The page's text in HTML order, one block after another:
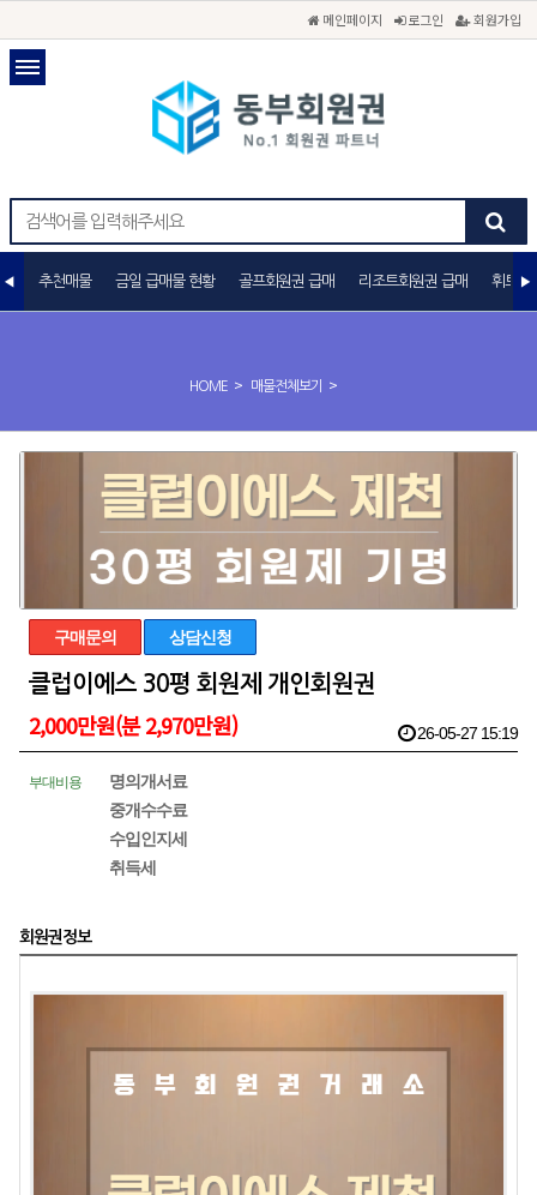
메인페이지 로그인 회원가입
HOME > 매물전체보기 >
추천매물 금일 급매물 현황 골프회원권 급매 리조트회원권 급매 휘트니
구매문의 상담신청
클럽이에스 30평 회원제 개인회원권
2,000만원(분 2,970만원)
부대비용
명의개서료
중개수수료
수입인지세
취득세
26-05-27 15:19
회원권정보